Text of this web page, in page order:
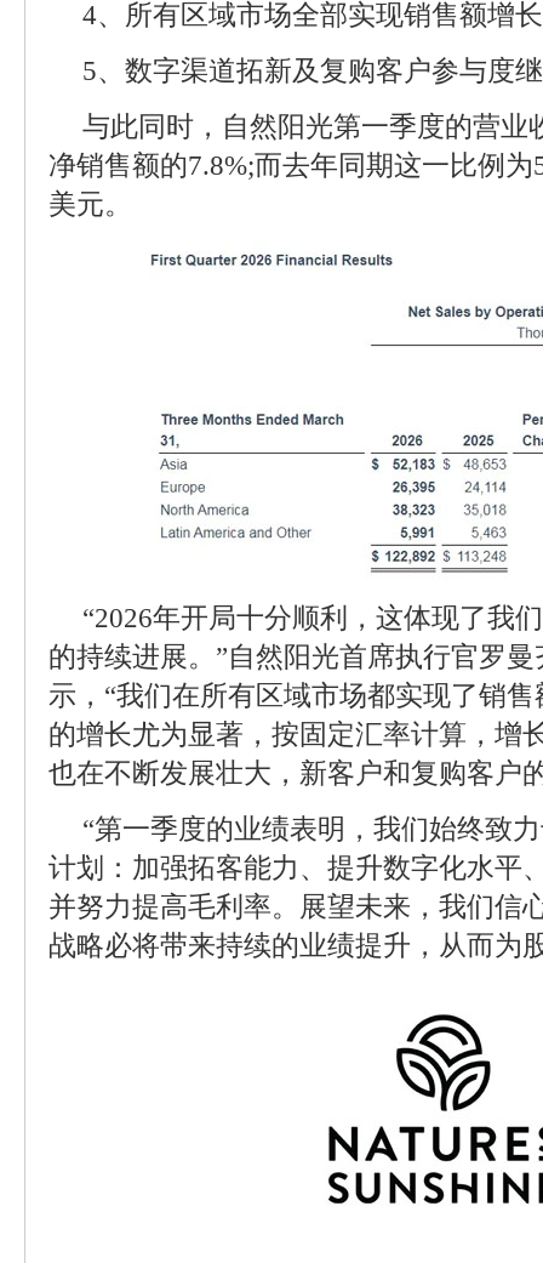
4、所有区域市场全部实现销售额增
5、数字渠道拓新及复购客户参与度
与此同时，自然阳光第一季度的营业
净销售额的7.8%;而去年同期这一比例
美元。
“2026年开局十分顺利，这体现了我
的持续进展。”自然阳光首席执行官罗曼
示，“我们在所有区域市场都实现了销
的增长尤为显著，按固定汇率计算，增
也在不断发展壮大，新客户和复购客户
“第一季度的业绩表明，我们始终致
计划：加强拓客能力、提升数字化水平
并努力提高毛利率。展望未来，我们信
战略必将带来持续的业绩提升，从而为